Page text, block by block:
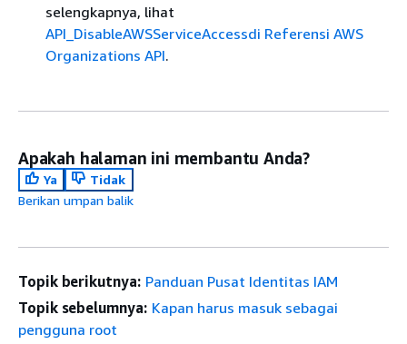
selengkapnya, lihat
API_DisableAWSServiceAccessdi Referensi AWS
Organizations API.
Apakah halaman ini membantu Anda?
Ya
Tidak
Berikan umpan balik
Topik berikutnya: Panduan Pusat Identitas IAM
Topik sebelumnya: Kapan harus masuk sebagai
pengguna root